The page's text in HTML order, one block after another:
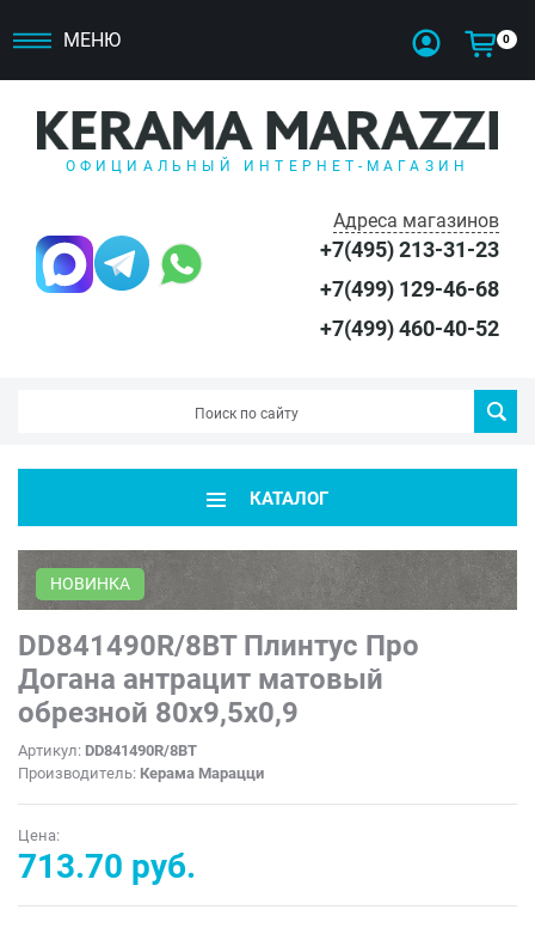
МЕНЮ 0
ОФИЦИАЛЬНЫЙ ИНТЕРНЕТ-МАГАЗИН
Адреса магазинов
+7(495) 213-31-23
+7(499) 129-46-68
+7(499) 460-40-52
КАТАЛОГ
НОВИНКА
DD841490R/8BT Плинтус Про
Догана антрацит матовый
обрезной 80x9,5x0,9
Артикул: DD841490R/8BT
Производитель: Керама Марацци
Цена:
713.70 руб.